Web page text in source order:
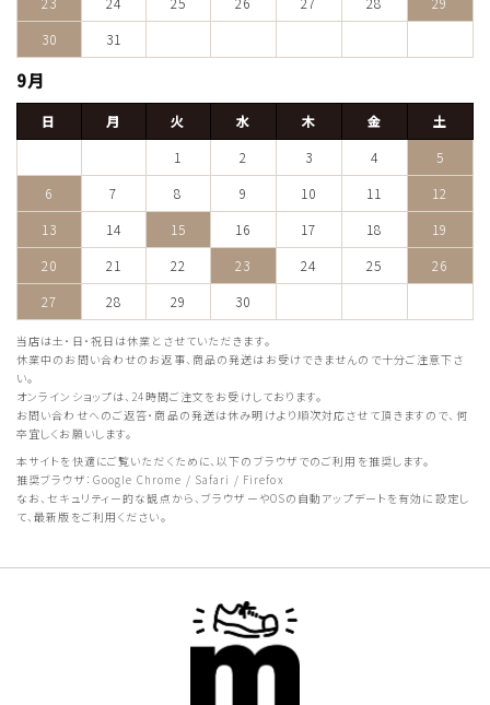
30
31
9月
日 月 火 水 木 金
土
1
2 3 4
5
6
7 8 9 10 11
12
13
14 15 16 17 18
19
20
21 22 23 24 25
26
27
28 29 30
当店は土・日・祝日は休業とさせていただきます。
休業中のお問い合わせのお返事、商品の発送はお受けできませんので十分ご注意下さ
い。
オンラインショップは、24時間ご注文をお受けしております。
お問い合わせへのご返答・商品の発送は休み明けより順次対応させて頂きますので、何
卒宜しくお願いします。
本サイトを快適にご覧いただくために、以下のブラウザでのご利用を推奨します。
推奨ブラウザ：Google Chrome / Safari / Firefox
なお、セキュリティー的な観点から、ブラウザーやOSの自動アップデートを有効に設定し
て、最新版をご利用ください。